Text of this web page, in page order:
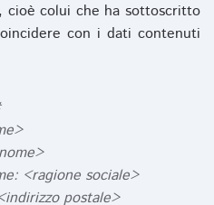
colui che ha sottoscritto
con i dati contenuti
<ragione sociale>
postale>